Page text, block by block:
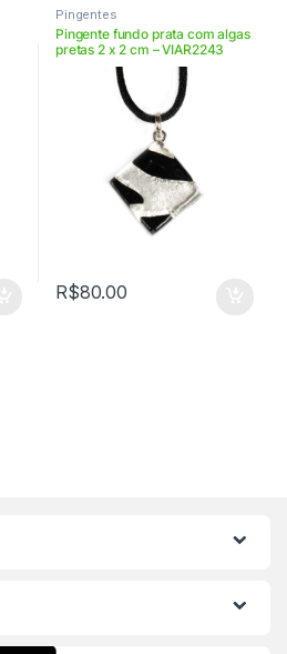
Pingentes
Pingente fundo prata com algas
pretas 2 x 2 cm – VIAR2243
R$80.00